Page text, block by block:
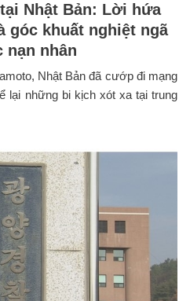
Nhật Bản: Lời hứa
góc khuất nghiệt ngã
nạn nhân
Nhật Bản đã cướp đi mạng
lại những bi kịch xót xa tại trung